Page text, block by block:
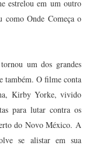
estrelou em um outro
Onde Começa o
um dos grandes
também. O filme conta
Kirby Yorke, vivido
para lutar contra os
do Novo México. A
se alistar em sua